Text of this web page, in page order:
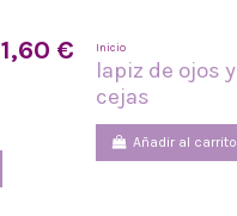
1,60 € Inicio
lapiz de ojos y
cejas
Añadir al carrito